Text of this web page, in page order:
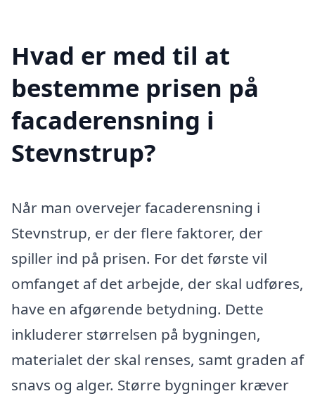
Hvad er med til at
bestemme prisen på
facaderensning i
Stevnstrup?
Når man overvejer facaderensning i
Stevnstrup, er der flere faktorer, der
spiller ind på prisen. For det første vil
omfanget af det arbejde, der skal udføres,
have en afgørende betydning. Dette
inkluderer størrelsen på bygningen,
materialet der skal renses, samt graden af
snavs og alger. Større bygninger kræver